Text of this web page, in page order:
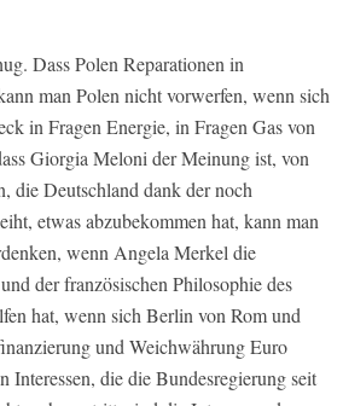
Dass Polen Reparationen in
man Polen nicht vorwerfen, wenn sich
in Fragen Energie, in Fragen Gas von
Giorgia Meloni der Meinung ist, von
die Deutschland dank der noch
etwas abzubekommen hat, kann man
wenn Angela Merkel die
der französischen Philosophie des
hat, wenn sich Berlin von Rom und
und Weichwährung Euro
Interessen, die die Bundesregierung seit